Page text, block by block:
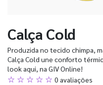
Calça Cold
Produzida no tecido chimpa,
Calça Cold une conforto
look aqui, na GIV Online!
☆ ☆ ☆ ☆ ☆ 0 avaliações